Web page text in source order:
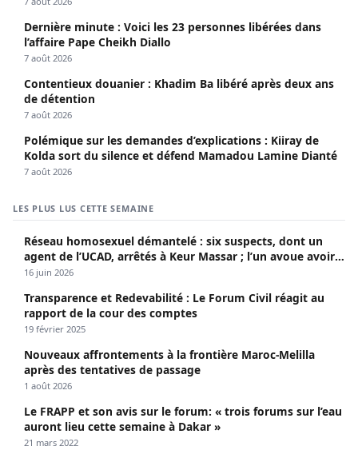
Dernière minute : Voici les 23 personnes libérées dans
l’affaire Pape Cheikh Diallo
7 août 2026
Contentieux douanier : Khadim Ba libéré après deux ans
de détention
7 août 2026
Polémique sur les demandes d’explications : Kiiray de
Kolda sort du silence et défend Mamadou Lamine Dianté
7 août 2026
LES PLUS LUS CETTE SEMAINE
Réseau homosexuel démantelé : six suspects, dont un
agent de l’UCAD, arrêtés à Keur Massar ; l’un avoue avoir
propagé le VIH depuis 2018
16 juin 2026
Transparence et Redevabilité : Le Forum Civil réagit au
rapport de la cour des comptes
19 février 2025
Nouveaux affrontements à la frontière Maroc-Melilla
après des tentatives de passage
1 août 2026
Le FRAPP et son avis sur le forum: « trois forums sur l’eau
auront lieu cette semaine à Dakar »
21 mars 2022